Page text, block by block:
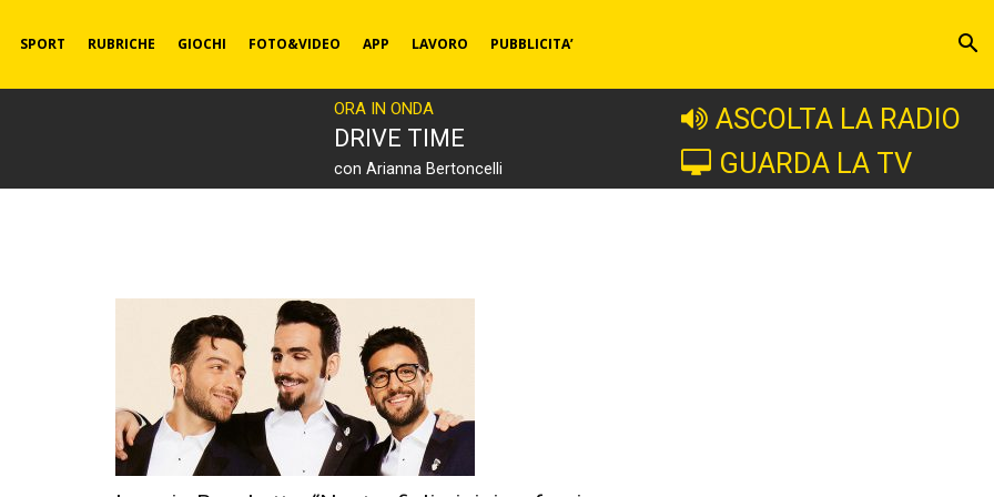
SPORT RUBRICHE GIOCHI FOTO&VIDEO APP LAVORO PUBBLICITA’
ORA IN ONDA
DRIVE TIME
con Arianna Bertoncelli
ASCOLTA LA RADIO
GUARDA LA TV